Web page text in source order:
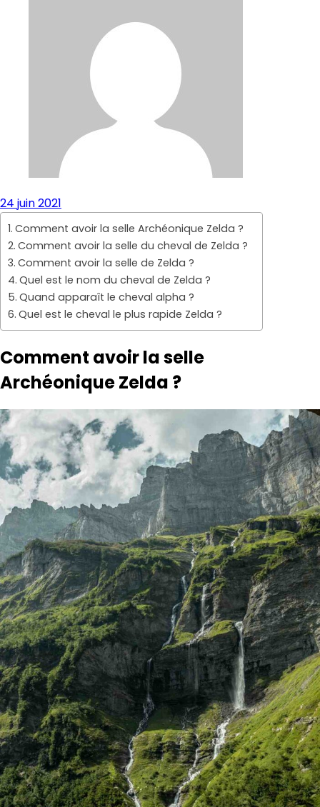
24 juin 2021
Comment avoir la selle Archéonique Zelda ?
Comment avoir la selle du cheval de Zelda ?
Comment avoir la selle de Zelda ?
Quel est le nom du cheval de Zelda ?
Quand apparaît le cheval alpha ?
Quel est le cheval le plus rapide Zelda ?
Comment avoir la selle
Archéonique Zelda ?